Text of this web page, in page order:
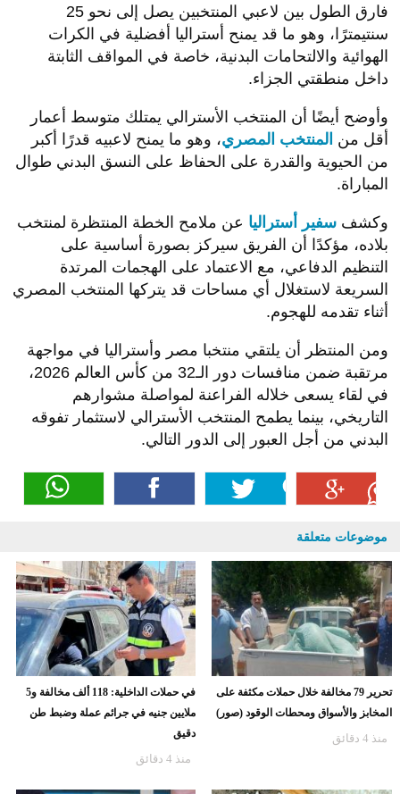
فارق الطول بين لاعبي المنتخبين يصل إلى نحو 25
سنتيمترًا، وهو ما قد يمنح أستراليا أفضلية في الكرات
الهوائية والالتحامات البدنية، خاصة في المواقف الثابتة
داخل منطقتي الجزاء.
وأوضح أيضًا أن المنتخب الأسترالي يمتلك متوسط أعمار
أقل من المنتخب المصري، وهو ما يمنح لاعبيه قدرًا أكبر
من الحيوية والقدرة على الحفاظ على النسق البدني طوال
المباراة.
وكشف سفير أستراليا عن ملامح الخطة المنتظرة لمنتخب
بلاده، مؤكدًا أن الفريق سيركز بصورة أساسية على
التنظيم الدفاعي، مع الاعتماد على الهجمات المرتدة
السريعة لاستغلال أي مساحات قد يتركها المنتخب المصري
أثناء تقدمه للهجوم.
ومن المنتظر أن يلتقي منتخبا مصر وأستراليا في مواجهة
مرتقبة ضمن منافسات دور الـ32 من كأس العالم 2026،
في لقاء يسعى خلاله الفراعنة لمواصلة مشوارهم
التاريخي، بينما يطمح المنتخب الأسترالي لاستثمار تفوقه
البدني من أجل العبور إلى الدور التالي.
موضوعات متعلقة
تحرير 79 مخالفة خلال حملات مكثفة على
المخابز والأسواق ومحطات الوقود (صور)
منذ 4 دقائق
في حملات الداخلية: 118 ألف مخالفة و5
ملايين جنيه في جرائم عملة وضبط طن
دقيق
منذ 4 دقائق